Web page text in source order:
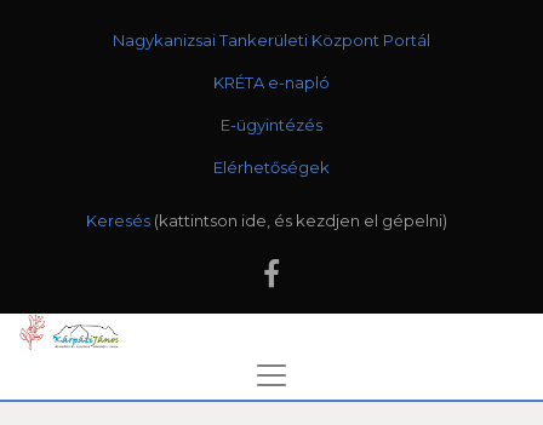
Nagykanizsai Tankerületi Központ Portál
KRÉTA e-napló
E-ügyintézés
Elérhetőségek
Keresés